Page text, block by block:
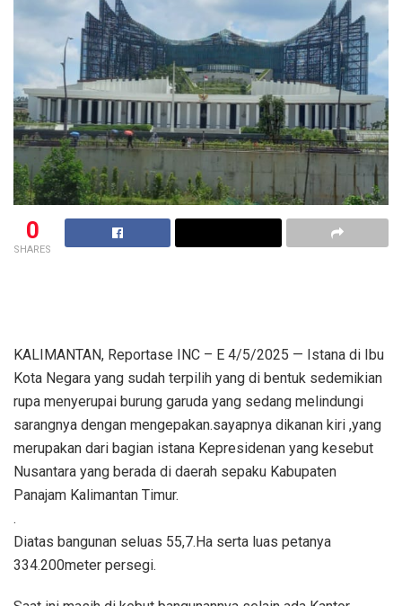
0
SHARES
KALIMANTAN, Reportase INC – E 4/5/2025 — Istana di Ibu
Kota Negara yang sudah terpilih yang di bentuk sedemikian
rupa menyerupai burung garuda yang sedang melindungi
sarangnya dengan mengepakan.sayapnya dikanan kiri ,yang
merupakan dari bagian istana Kepresidenan yang kesebut
Nusantara yang berada di daerah sepaku Kabupaten
Panajam Kalimantan Timur.
.
Diatas bangunan seluas 55,7.Ha serta luas petanya
334.200meter persegi.